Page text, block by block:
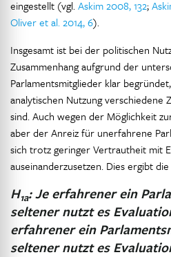
eingestellt (vgl.Askim 2008, 132;
Oliver et al. 2014, 6).
Insgesamt ist bei der politischen
Zusammenhang aufgrund der
Parlamentsmitglieder klar
analytischen Nutzung verschiedene
sind. Auch wegen der Möglichkeit
aber der Anreiz für unerfahrene
sich trotz geringer Vertrautheit mit
auseinanderzusetzen. Dies ergibt
H1a: Je erfahrener ein
seltener nutzt es
erfahrener ein
seltener nutzt es